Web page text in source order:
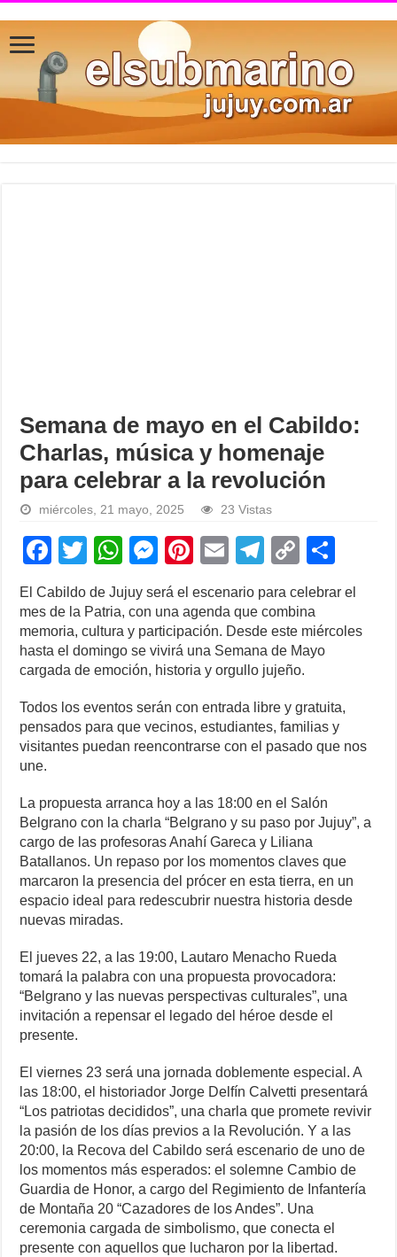
Semana de mayo en el Cabildo:
Charlas, música y homenaje
para celebrar a la revolución
miércoles, 21 mayo, 2025 23 Vistas
F
a
c
e
b
o
k
T
wi
tt
er
W
h
at
s
A
p
M
e
ss
e
n
er
Pi
er
e
st
E
m
ail
T
e
gr
a
C
o
p
y
Li
k
ar
e
El Cabildo de Jujuy será el escenario para celebrar el
mes de la Patria, con una agenda que combina
memoria, cultura y participación. Desde este miércoles
hasta el domingo se vivirá una Semana de Mayo
cargada de emoción, historia y orgullo jujeño.
Todos los eventos serán con entrada libre y gratuita,
pensados para que vecinos, estudiantes, familias y
visitantes puedan reencontrarse con el pasado que nos
une.
La propuesta arranca hoy a las 18:00 en el Salón
Belgrano con la charla “Belgrano y su paso por Jujuy”, a
cargo de las profesoras Anahí Gareca y Liliana
Batallanos. Un repaso por los momentos claves que
marcaron la presencia del prócer en esta tierra, en un
espacio ideal para redescubrir nuestra historia desde
nuevas miradas.
El jueves 22, a las 19:00, Lautaro Menacho Rueda
tomará la palabra con una propuesta provocadora:
“Belgrano y las nuevas perspectivas culturales”, una
invitación a repensar el legado del héroe desde el
presente.
El viernes 23 será una jornada doblemente especial. A
las 18:00, el historiador Jorge Delfín Calvetti presentará
“Los patriotas decididos”, una charla que promete revivir
la pasión de los días previos a la Revolución. Y a las
20:00, la Recova del Cabildo será escenario de uno de
los momentos más esperados: el solemne Cambio de
Guardia de Honor, a cargo del Regimiento de Infantería
de Montaña 20 “Cazadores de los Andes”. Una
ceremonia cargada de simbolismo, que conecta el
presente con aquellos que lucharon por la libertad.